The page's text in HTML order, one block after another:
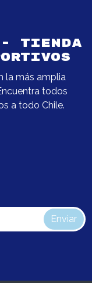
- TIENDA
la más amplia
todos
a todo Chile.
Enviar